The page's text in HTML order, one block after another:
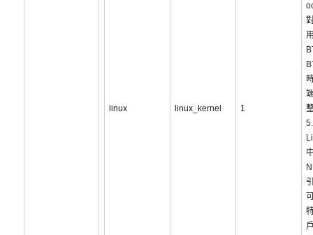
linux linux_kernel 1